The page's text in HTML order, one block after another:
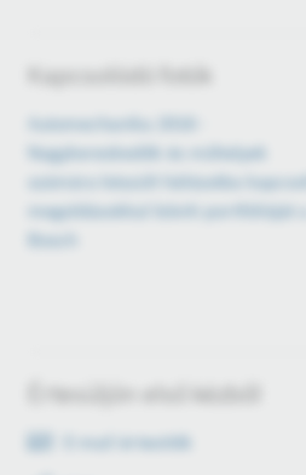
Kapcsolódó fotók
Nagykereskedők és műhelyek
számára készült hálózatba kapcsolt
megoldásokkal bővíti portfólióját a
Értesüljön első kézből